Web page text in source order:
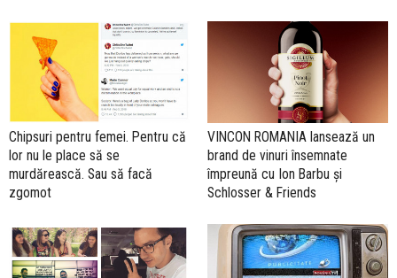
Chipsuri pentru femei. Pentru că
lor nu le place să se
murdărească. Sau să facă
zgomot
VINCON ROMANIA lansează un
brand de vinuri însemnate
împreună cu Ion Barbu și
Schlosser & Friends